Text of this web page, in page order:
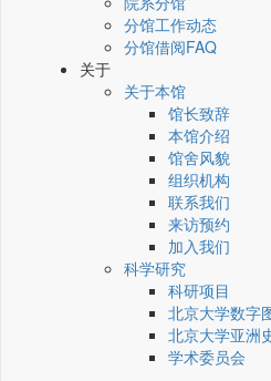
分馆工作动态
分馆借阅FAQ
关于
关于本馆
馆长致辞
本馆介绍
馆舍风貌
组织机构
联系我们
来访预约
加入我们
科学研究
科研项目
北京大学数字
北京大学亚洲
学术委员会